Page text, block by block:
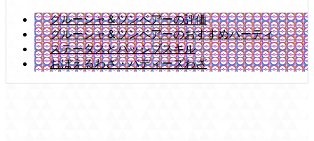
グルーシャ＆ツンベアーの評価
グルーシャ＆ツンベアーのおすすめパーティ
ステータスとパッシブスキル
おぼえるわざ・バディーズわざ